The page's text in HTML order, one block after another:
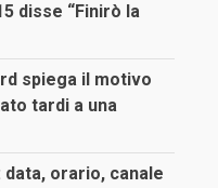
disse “Finirò la
spiega il motivo
tardi a una
orario, canale